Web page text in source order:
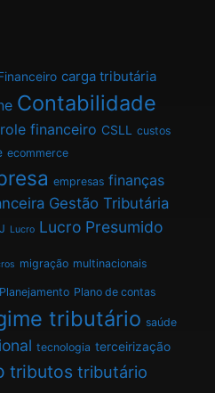
carga tributária
Contabilidade
financeiro CSLL custos
ecommerce
empresas finanças
Gestão Tributária
Lucro Lucro Presumido
migração multinacionais
Planejamento Plano de contas
tributário saúde
tecnologia terceirização
tributos tributário